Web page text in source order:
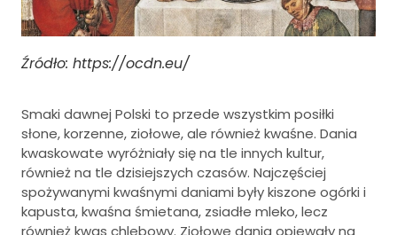
Źródło: https://ocdn.eu/
Smaki dawnej Polski to przede wszystkim posiłki
słone, korzenne, ziołowe, ale również kwaśne. Dania
kwaskowate wyróżniały się na tle innych kultur,
również na tle dzisiejszych czasów. Najczęściej
spożywanymi kwaśnymi daniami były kiszone ogórki i
kapusta, kwaśna śmietana, zsiadłe mleko, lecz
również kwas chlebowy. Ziołowe dania opiewały na